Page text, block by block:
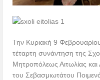
Την Κυριακή 9
τέταρτη συνάντηση της
Μητροπόλεως Αιτωλίας και
του Σεβασμιωτάτου